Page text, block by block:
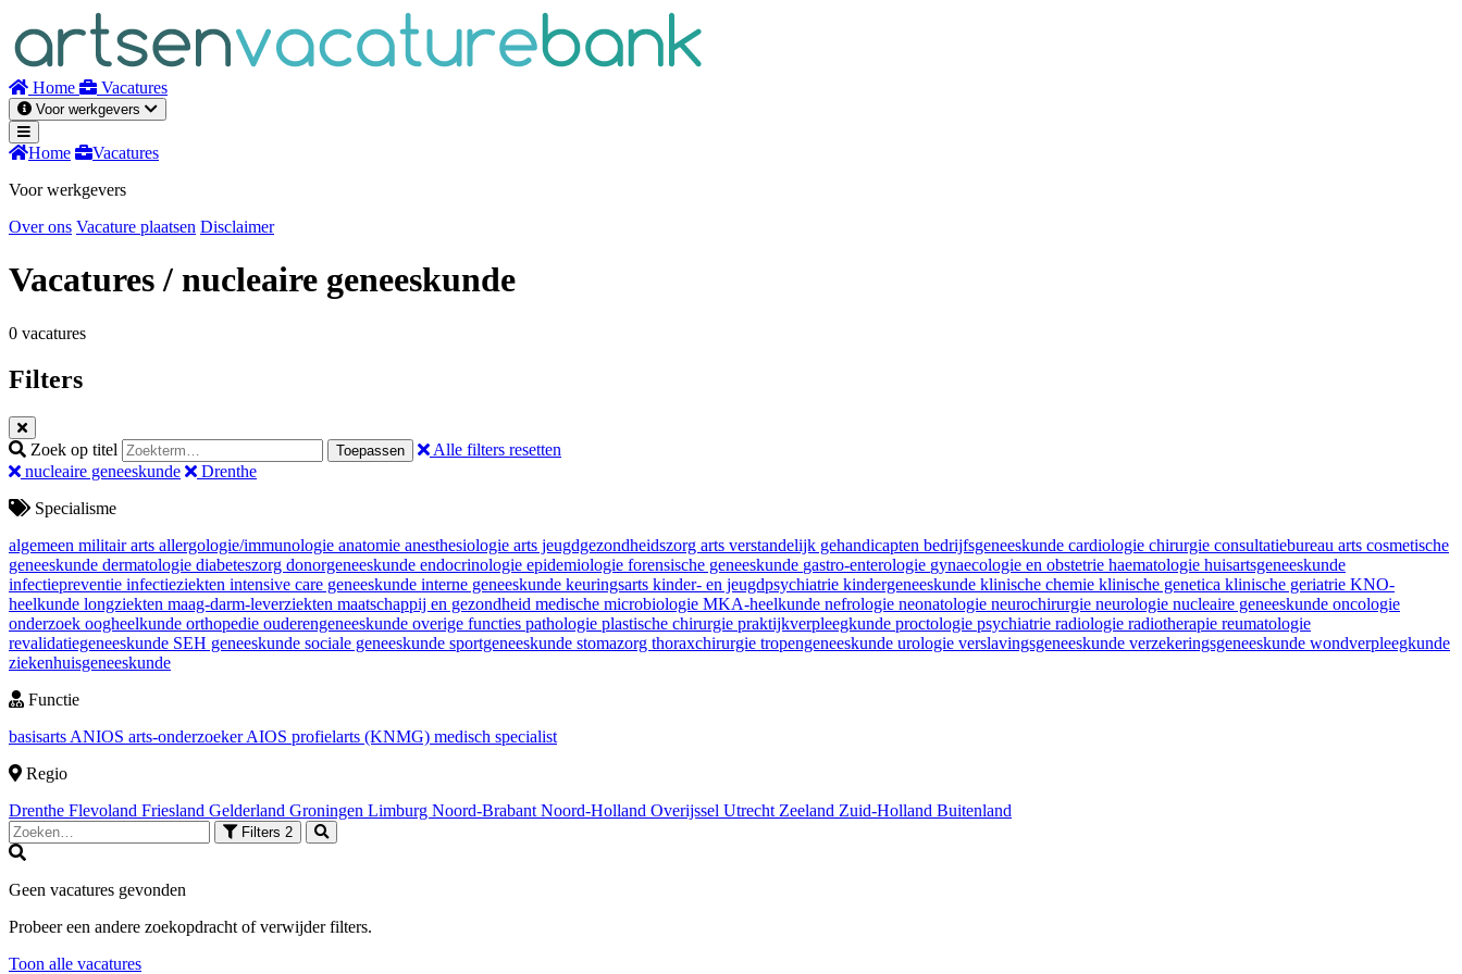
inhoud
Home Vacatures
Voor werkgevers
Home
Vacatures
Voor werkgevers
Over ons Vacature plaatsen Disclaimer
Vacatures/ nucleaire geneeskunde
0 vacatures
Filters
Zoek op titel Toepassen
Alle filters resetten
nucleaire geneeskunde
Drenthe
Specialisme
algemeen militair arts allergologie/immunologie anatomie anesthesiologie arts jeugdgezondheidszorg arts verstandelijk gehandicapten bedrijfsgeneeskunde cardiologie chirurgie consultatiebureau arts cosmetische
geneeskunde dermatologie diabeteszorg donorgeneeskunde endocrinologie epidemiologie forensische geneeskunde gastro-enterologie gynaecologie en obstetrie haematologie huisartsgeneeskunde
infectiepreventie infectieziekten intensive care geneeskunde interne geneeskunde keuringsarts kinder- en jeugdpsychiatrie kindergeneeskunde klinische chemie klinische genetica klinische geriatrie KNO-
heelkunde longziekten maag-darm-leverziekten maatschappij en gezondheid medische microbiologie MKA-heelkunde nefrologie neonatologie neurochirurgie neurologie nucleaire geneeskunde oncologie
onderzoek oogheelkunde orthopedie ouderengeneeskunde overige functies pathologie plastische chirurgie praktijkverpleegkunde proctologie psychiatrie radiologie radiotherapie reumatologie
revalidatiegeneeskunde SEH geneeskunde sociale geneeskunde sportgeneeskunde stomazorg thoraxchirurgie tropengeneeskunde urologie verslavingsgeneeskunde verzekeringsgeneeskunde wondverpleegkunde
ziekenhuisgeneeskunde
Functie
basisarts ANIOS arts-onderzoekerAIOS profielarts (KNMG) medisch specialist
Regio
Drenthe Flevoland Friesland Gelderland Groningen Limburg Noord-Brabant Noord-Holland Overijssel Utrecht Zeeland Zuid-Holland Buitenland
Filters 2
Geen vacatures gevonden
Probeer een andere zoekopdracht of verwijder filters.
Toon alle vacatures